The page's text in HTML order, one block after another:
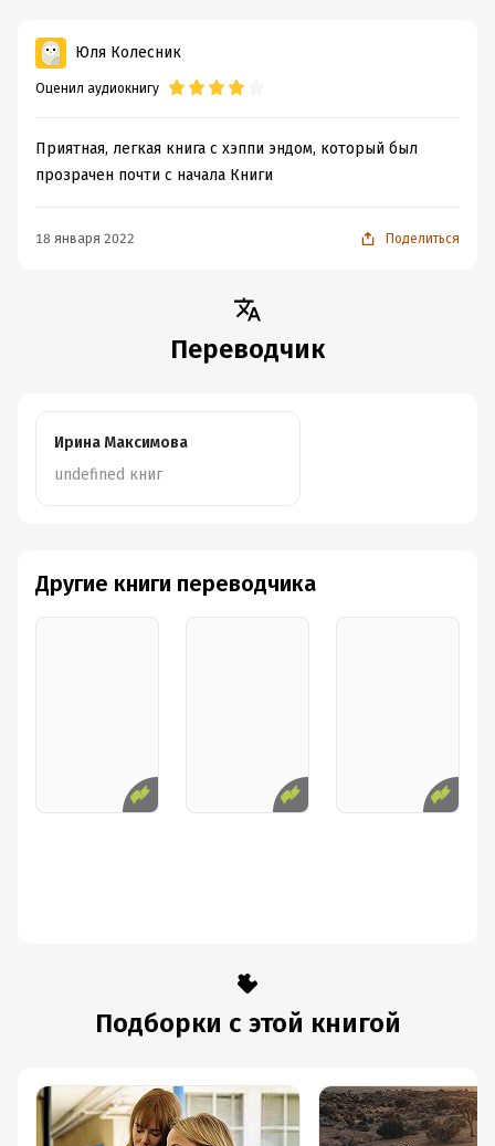
Юля Колесник
Оценил аудиокнигу
Приятная, легкая книга с хэппи эндом, который был
прозрачен почти с начала Книги
18 января 2022 Поделиться
Переводчик
Ирина Максимова
undefined книг
Другие книги переводчика
Подборки с этой книгой